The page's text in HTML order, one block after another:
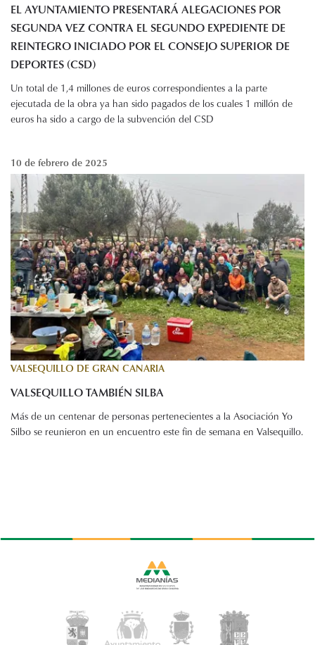
EL AYUNTAMIENTO PRESENTARÁ ALEGACIONES POR
SEGUNDA VEZ CONTRA EL SEGUNDO EXPEDIENTE DE
REINTEGRO INICIADO POR EL CONSEJO SUPERIOR DE
DEPORTES (CSD)
Un total de 1,4 millones de euros correspondientes a la parte
ejecutada de la obra ya han sido pagados de los cuales 1 millón de
euros ha sido a cargo de la subvención del CSD
10 de febrero de 2025
VALSEQUILLO DE GRAN CANARIA
VALSEQUILLO TAMBIÉN SILBA
Más de un centenar de personas pertenecientes a la Asociación Yo
Silbo se reunieron en un encuentro este fin de semana en Valsequillo.